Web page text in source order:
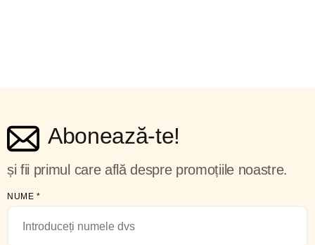
Abonează-te!
și fii primul care află despre promoțiile noastre.
NUME *